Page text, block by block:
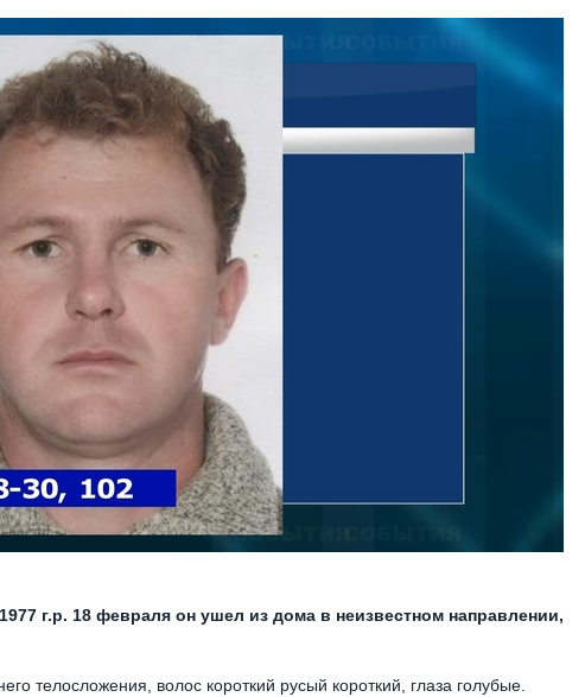
г.р. 18 февраля он ушел из дома в неизвестном направлении,
телосложения, волос короткий русый короткий, глаза голубые.